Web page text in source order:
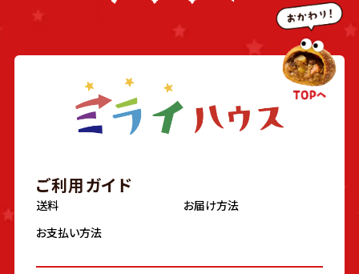
ご利用ガイド
送料
お届け方法
お支払い方法